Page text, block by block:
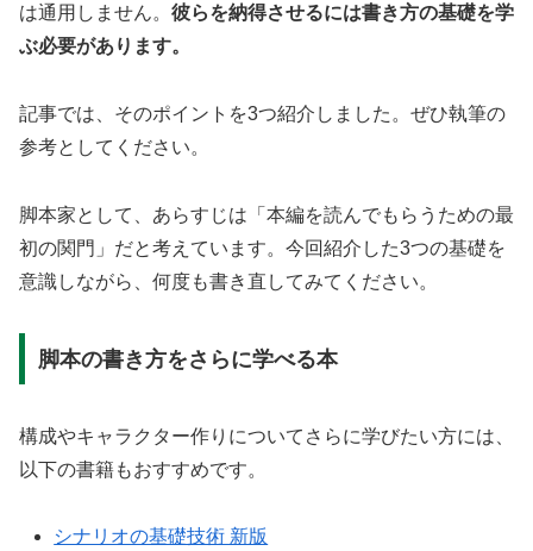
は通用しません。 彼らを納得させるには書き方の基礎を学
ぶ必要があります。
記事では、そのポイントを3つ紹介しました。ぜひ執筆の
参考としてください。
脚本家として、あらすじは「本編を読んでもらうための最
初の関門」だと考えています。今回紹介した3つの基礎を
意識しながら、何度も書き直してみてください。
脚本の書き方をさらに学べる本
構成やキャラクター作りについてさらに学びたい方には、
以下の書籍もおすすめです。
シナリオの基礎技術 新版